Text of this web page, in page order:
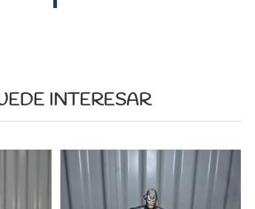
INTERESAR